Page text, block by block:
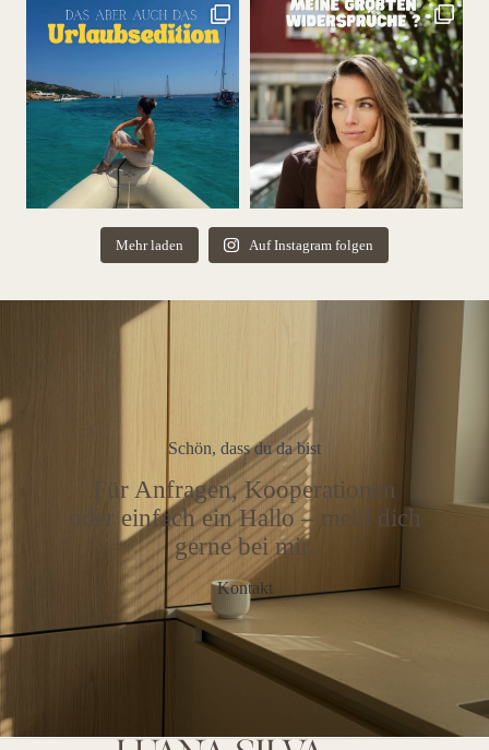
Mehr laden Auf Instagram folgen
Schön, dass du da bist
Für Anfragen, Kooperationen
oder einfach ein Hallo – meld dich
gerne bei mir.
Kontakt